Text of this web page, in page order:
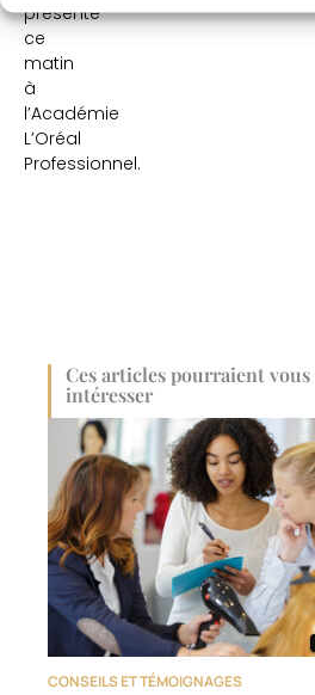
présente
ce
matin
à
l’Académie
L’Oréal
Professionnel.
Ces articles pourraient vous
intéresser
CONSEILS ET TÉMOIGNAGES